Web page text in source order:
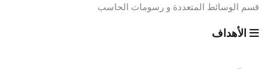
قسم الوسائط المتعددة و رسومات الحاسب
الأهداف